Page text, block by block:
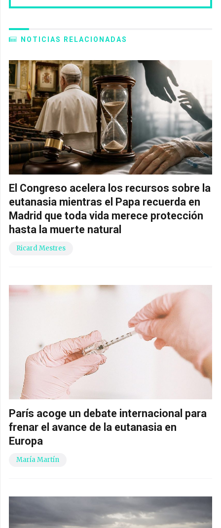
NOTICIAS RELACIONADAS
El Congreso acelera los recursos sobre la
eutanasia mientras el Papa recuerda en
Madrid que toda vida merece protección
hasta la muerte natural
Ricard Mestres
París acoge un debate internacional para
frenar el avance de la eutanasia en
Europa
María Martín